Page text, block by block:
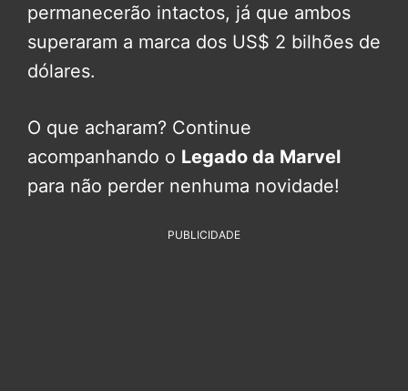
permanecerão intactos, já que ambos
superaram a marca dos US$ 2 bilhões de
dólares.
O que acharam? Continue
acompanhando o Legado da Marvel
para não perder nenhuma novidade!
PUBLICIDADE